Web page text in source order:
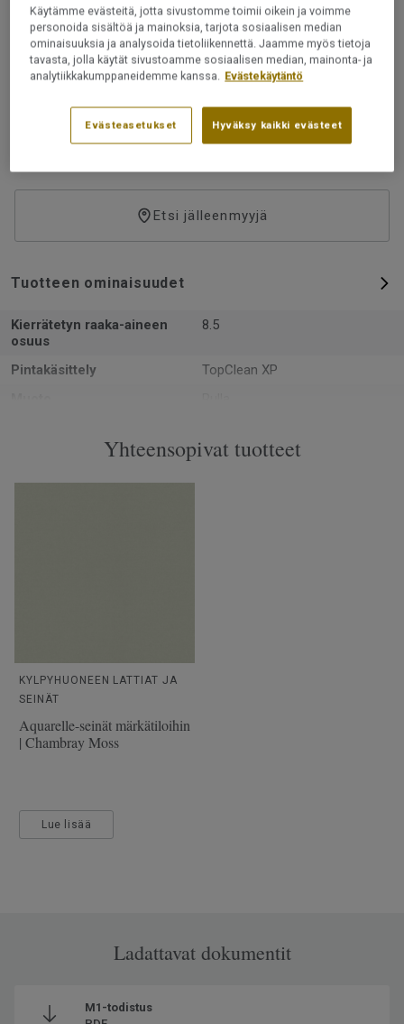
seinämateriaali, mikä mahdollistaa yhtenäisen ja
tyylikkään lopputuloksen.
Vaihtoehtoisesti kokonaan valkoinen boordi luo
raikkaan ja harmonisen ilmeen erityisesti silloin, kun
katto on valkoinen.
Boordi ja seinät valmistetaan eri aikoina, joten sävyissä
voi olla eroja. Päällysteet saa asentaa märkätiloihin
vain ammattilainen.
Lue lisää
Vedenkestävä design
Lankahitsataan
Etsi jälleenmyyjä
Tuotteen ominaisuudet
Kierrätetyn raaka-aineen
osuus
8.5
Pintakäsittely
TopClean XP
Euroopassa Europe
Paino
Yhteensopivat tuotteet
KYLPYHUONEEN LATTIAT JA
SEINÄT
Aquarelle-seinät märkätiloihin
| Chambray Moss
Lue lisää
Ladattavat dokumentit
M1-todistus
Käytämme evästeitä, jotta sivustomme toimii oikein ja voimme
personoida sisältöä ja mainoksia, tarjota sosiaalisen median
ominaisuuksia ja analysoida tietoliikennettä. Jaamme myös tietoja
tavasta, jolla käytät sivustoamme sosiaalisen median, mainonta- ja
analytiikkakumppaneidemme kanssa. Evästekäytäntö
Evästeasetukset Hyväksy kaikki evästeet